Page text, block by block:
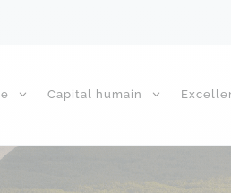
Capital humain